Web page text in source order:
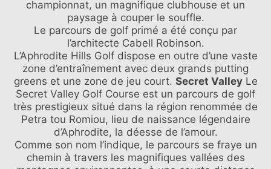
championnat, un magnifique clubhouse et un
paysage à couper le souffle.
Le parcours de golf primé a été conçu par
l’architecte Cabell Robinson.
L’Aphrodite Hills Golf dispose en outre d’une vaste
zone d’entraînement avec deux grands putting
greens et une zone de jeu court. Secret ValleyLe
Secret Valley Golf Course est un parcours de golf
très prestigieux situé dans la région renommée de
Petra tou Romiou, lieu de naissance légendaire
d’Aphrodite, la déesse de l’amour.
Comme son nom l’indique, le parcours se fraye un
chemin à travers les magnifiques vallées des